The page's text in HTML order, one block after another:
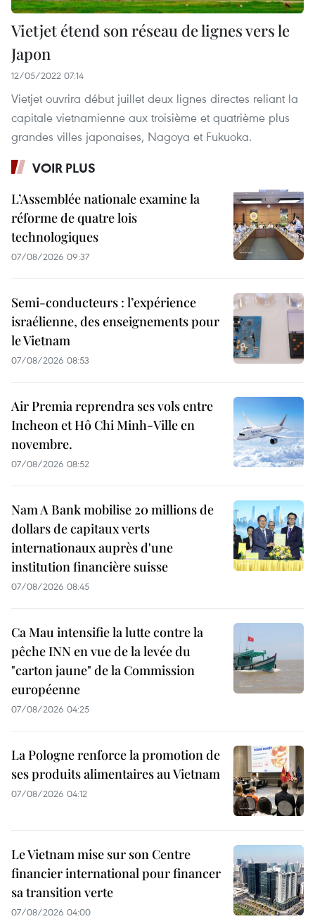
Vietjet étend son réseau de lignes vers le
Japon
12/05/2022 07:14
Vietjet ouvrira début juillet deux lignes directes reliant la
capitale vietnamienne aux troisième et quatrième plus
grandes villes japonaises, Nagoya et Fukuoka.
VOIR PLUS
L’Assemblée nationale examine la
réforme de quatre lois
technologiques
07/08/2026 09:37
Semi-conducteurs : l’expérience
israélienne, des enseignements pour
le Vietnam
07/08/2026 08:53
Air Premia reprendra ses vols entre
Incheon et Hô Chi Minh-Ville en
novembre.
07/08/2026 08:52
Nam A Bank mobilise 20 millions de
dollars de capitaux verts
internationaux auprès d'une
institution financière suisse
07/08/2026 08:45
Ca Mau intensifie la lutte contre la
pêche INN en vue de la levée du
"carton jaune" de la Commission
européenne
07/08/2026 04:25
La Pologne renforce la promotion de
ses produits alimentaires au Vietnam
07/08/2026 04:12
Le Vietnam mise sur son Centre
financier international pour financer
sa transition verte
07/08/2026 04:00